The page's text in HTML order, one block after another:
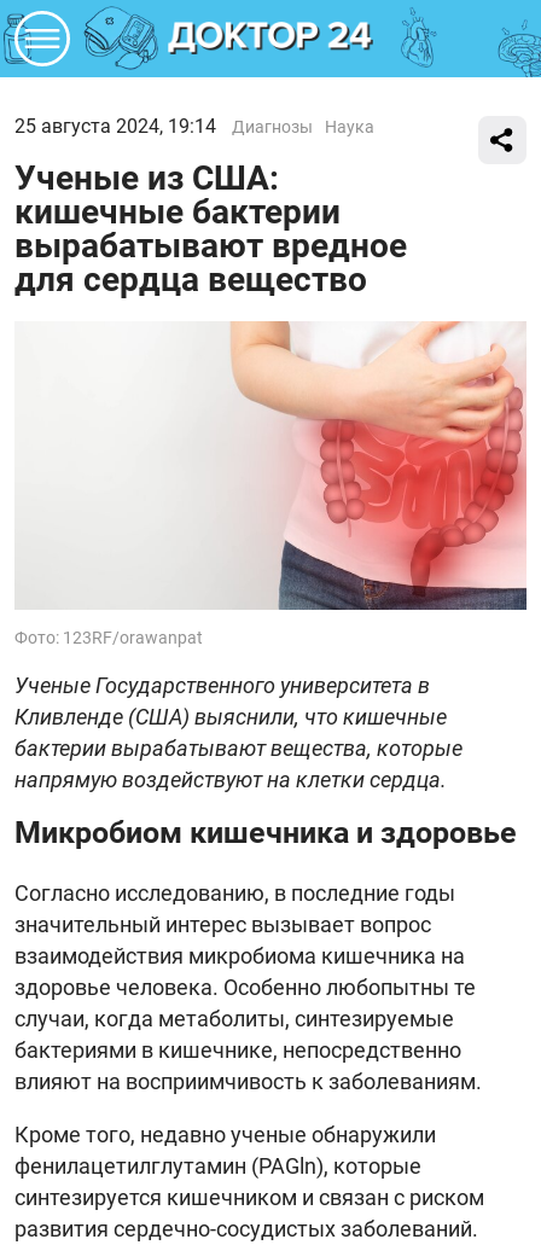
25 августа 2024, 19:14 Диагнозы Наука
Ученые из США:
кишечные бактерии
вырабатывают вредное
для сердца вещество
Фото: 123RF/orawanpat
Ученые Государственного университета в
Кливленде (США) выяснили, что кишечные
бактерии вырабатывают вещества, которые
напрямую воздействуют на клетки сердца.
Микробиом кишечника и здоровье
Согласно исследованию, в последние годы
значительный интерес вызывает вопрос
взаимодействия микробиома кишечника на
здоровье человека. Особенно любопытны те
случаи, когда метаболиты, синтезируемые
бактериями в кишечнике, непосредственно
влияют на восприимчивость к заболеваниям.
Кроме того, недавно ученые обнаружили
фенилацетилглутамин (PAGln), которые
синтезируется кишечником и связан с риском
развития сердечно-сосудистых заболеваний.